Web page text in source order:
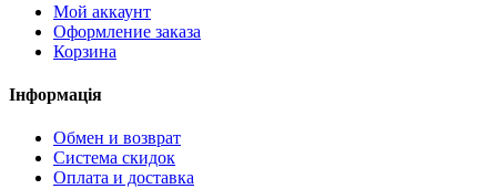
Мой аккаунт
Оформление заказа
Корзина
Інформація
Обмен и возврат
Система скидок
Оплата и доставка